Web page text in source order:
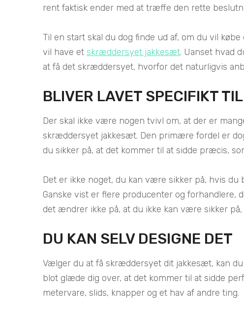
rent faktisk ender med at træffe den rette
Til en start skal du dog finde ud af, om du vil
vil have et skræddersyet jakkesæt. Uanset hvad
at få det skræddersyet, hvorfor det naturligvis
BLIVER LAVET SPECIFIKT
Der skal ikke være nogen tvivl om, at der er
skræddersyet jakkesæt. Den primære fordel er
du sikker på, at det kommer til at sidde præcis,
Det er ikke noget, du kan være sikker på, hvis
Ganske vist er flere producenter og forhandlere,
det ændrer ikke på, at du ikke kan være sikker
DU KAN SELV DESIGNE DET
Vælger du at få skræddersyet dit jakkesæt, kan
blot glæde dig over, at det kommer til at sidde
metervare, slids, knapper og et hav af andre ting.